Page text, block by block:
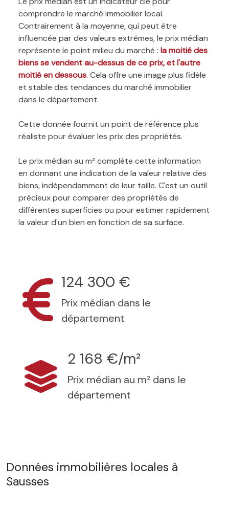
comprendre le marché immobilier local.
Contrairement à la moyenne, qui peut être
influencée par des valeurs extrêmes, le prix médian
représente le point milieu du marché : la moitié des
biens se vendent au-dessus de ce prix, et l'autre
moitié en dessous. Cela offre une image plus fidèle
et stable des tendances du marché immobilier
dans le département.
Cette donnée fournit un point de référence plus
réaliste pour évaluer les prix des propriétés.
Le prix médian au m² complète cette information
en donnant une indication de la valeur relative des
biens, indépendamment de leur taille. C'est un outil
précieux pour comparer des propriétés de
différentes superficies ou pour estimer rapidement
la valeur d'un bien en fonction de sa surface.
124 300 €
Prix médian dans le
département
2 168 €/m²
Prix médian au m² dans le
département
Données immobilières locales à
Sausses